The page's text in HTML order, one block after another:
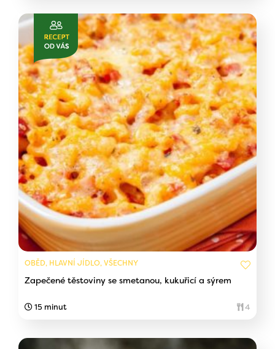
OBĚD, HLAVNÍ JÍDLO, VŠECHNY
Zapečené těstoviny se smetanou, kukuřicí a sýrem
15 minut 4